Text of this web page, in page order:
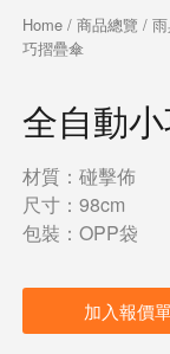
Home/ 商品總覽 /
巧摺疊傘
全自動
材質：碰擊佈
尺寸：98cm
包裝：OPP袋
加入報價